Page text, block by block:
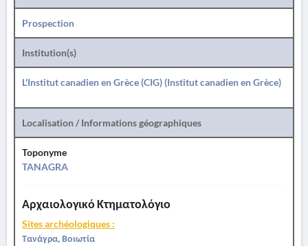
Prospection
Institution(s)
L'Institut canadien en Grèce (CIG) (Institut canadien en Grèce)
Localisation / Informations géographiques
Toponyme
TANAGRA
Αρχαιολογικό Κτηματολόγιο
Sites archéologiques :
Τανάγρα, Βοιωτία